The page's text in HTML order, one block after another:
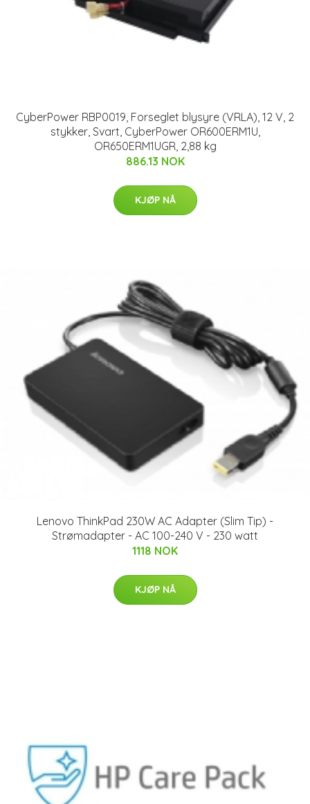
CyberPower RBP0019, Forseglet blysyre (VRLA), 12 V, 2
stykker, Svart, CyberPower OR600ERM1U,
OR650ERM1UGR, 2,88 kg
886.13 NOK
KJØP NÅ
Lenovo ThinkPad 230W AC Adapter (Slim Tip) -
Strømadapter - AC 100-240 V - 230 watt
1118 NOK
KJØP NÅ